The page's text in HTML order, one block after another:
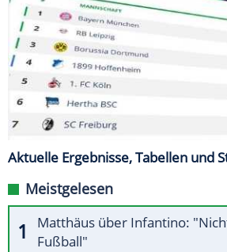
Aktuelle Ergebnisse, Tabellen und
Meistgelesen
Matthäus über Infantino:
Fußball"